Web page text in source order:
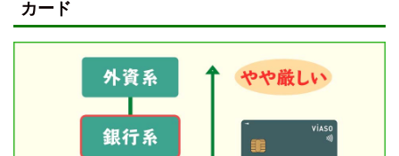
カード